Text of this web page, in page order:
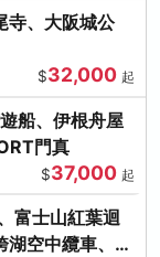
寺、大阪城公
$32,000 起
船、伊根舟屋
門真
$37,000 起
富士山紅葉迴
空中纜車、抹